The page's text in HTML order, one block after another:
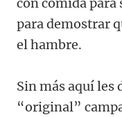
para demostrar
el hambre.
Sin más aquí les
“original”